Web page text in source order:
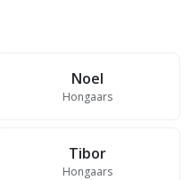
Noel
Hongaars
Tibor
Hongaars